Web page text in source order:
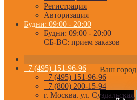
Регистрация
Авторизация
Будни: 09:00 - 20:00
Будни: 09:00 - 20:00
СБ-ВС: прием заказов
Ваш
+7 (495) 151-96-96
+7 (495) 151-96-96
+7 (800) 200-15-94
г. Москва. ул.